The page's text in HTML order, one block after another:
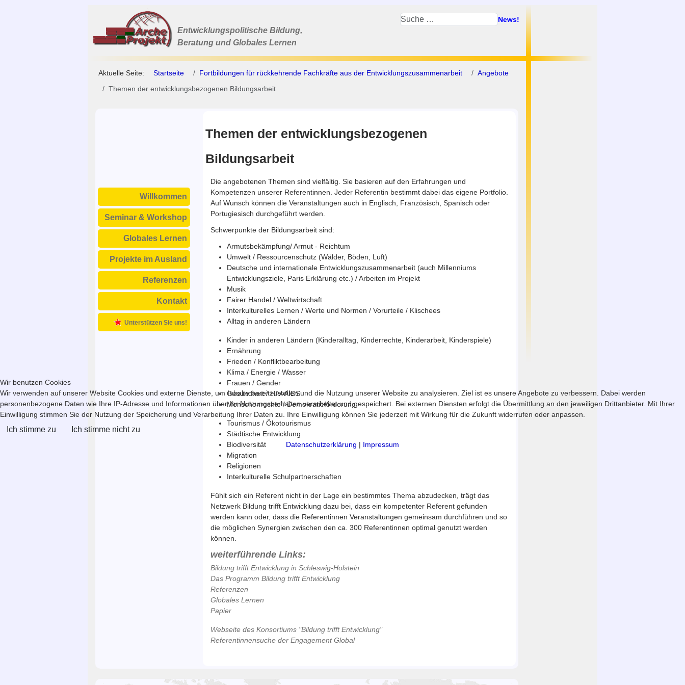
Entwicklungspolitische Bildung,
Beratung und Globales Lernen
News!
Aktuelle Seite: Startseite Fortbildungen für rückkehrende Fachkräfte aus der Entwicklungszusammenarbeit
Angebote
Themen der entwicklungsbezogenen Bildungsarbeit
Willkommen
Seminar & Workshop
Globales Lernen
Projekte im Ausland
Referenzen
Kontakt
Unterstützen Sie uns!
Themen der entwicklungsbezogenen
Bildungsarbeit
Die angebotenen Themen sind vielfältig. Sie basieren auf den Erfahrungen und
Kompetenzen unserer Referentinnen. Jeder Referentin bestimmt dabei das eigene Portfolio.
Auf Wunsch können die Veranstaltungen auch in Englisch, Französisch, Spanisch oder
Portugiesisch durchgeführt werden.
Schwerpunkte der Bildungsarbeit sind:
Armutsbekämpfung/ Armut - Reichtum
Umwelt / Ressourcenschutz (Wälder, Böden, Luft)
Deutsche und internationale Entwicklungszusammenarbeit (auch Millenniums
Entwicklungsziele, Paris Erklärung etc.) / Arbeiten im Projekt
Musik
Fairer Handel / Weltwirtschaft
Interkulturelles Lernen / Werte und Normen / Vorurteile / Klischees
Alltag in anderen Ländern
Kinder in anderen Ländern (Kinderalltag, Kinderrechte, Kinderarbeit, Kinderspiele)
Ernährung
Frieden / Konfliktbearbeitung
Klima / Energie / Wasser
Frauen / Gender
Gesundheit / HIV-AIDS
Menschenrechte / Demokratieförderung
Tourismus / Ökotourismus
Städtische Entwicklung
Biodiversität
Migration
Religionen
Interkulturelle Schulpartnerschaften
Fühlt sich ein Referent nicht in der Lage ein bestimmtes Thema abzudecken, trägt das
Netzwerk Bildung trifft Entwicklung dazu bei, dass ein kompetenter Referent gefunden
werden kann oder, dass die Referentinnen Veranstaltungen gemeinsam durchführen und so
die möglichen Synergien zwischen den ca. 300 Referentinnen optimal genutzt werden
können.
weiterführende Links:
Bildung trifft Entwicklung in Schleswig-Holstein
Das Programm Bildung trifft Entwicklung
Referenzen
Globales Lernen
Papier
Webseite des Konsortiums "Bildung trifft Entwicklung"
Referentinnensuche der Engagement Global
Wir benutzen Cookies
Wir verwenden auf unserer Website Cookies und externe Dienste, um Inhalte bereitzustellen und die Nutzung unserer Website zu analysieren. Ziel ist es unsere Angebote zu verbessern. Dabei werden
personenbezogene Daten wie Ihre IP-Adresse und Informationen über Ihr Nutzungsverhalten verarbeitet und gespeichert. Bei externen Diensten erfolgt die Übermittlung an den jeweiligen Drittanbieter. Mit Ihrer
Einwilligung stimmen Sie der Nutzung der Speicherung und Verarbeitung Ihrer Daten zu. Ihre Einwilligung können Sie jederzeit mit Wirkung für die Zukunft widerrufen oder anpassen.
Ich stimme zu Ich stimme nicht zu
Datenschutzerklärung | Impressum